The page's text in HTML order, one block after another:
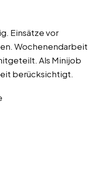
Einsätze vor
Wochenendarbeit
Als Minijob
berücksichtigt.